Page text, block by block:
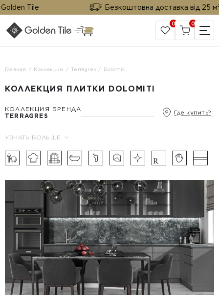
Tile Безкоштовна доставка від 25 м²
САЙТ КОМПАНИИ
0 0
Главная Коллекции Terragres Dolomiti
КОЛЛЕКЦИЯ ПЛИТКИ DOLOMITI
КОЛЛЕКЦИЯ БРЕНДА
TERRAGRES
Где купить?
УЗНАТЬ БОЛЬШЕ